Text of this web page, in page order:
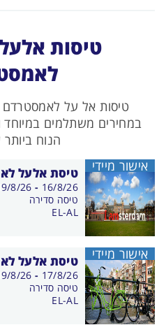
טיסות
טיסות אל על לאמסטרדם
במחירים משתלמים
הנוח
טיסת אלעל
בין
התאריכים,
16/8/26
-
8/26
טיסה סדירה
EL-AL
אישור מיידי
טיסת אלעל
בין
התאריכים,
17/8/26
-
8/26
טיסה סדירה
EL-AL
אישור מיידי